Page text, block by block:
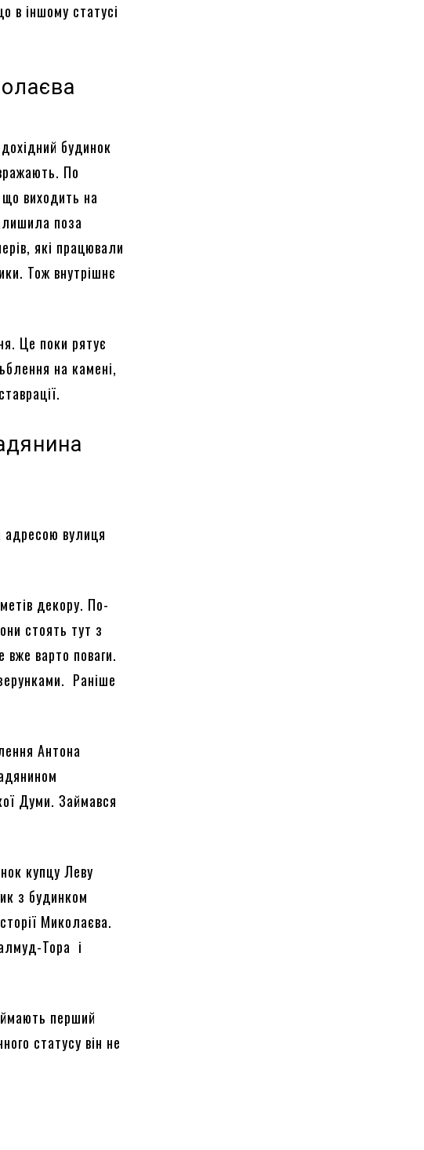
в іншому статусі
будинок
По
виходить на
поза
які працювали
Тож внутрішнє
Це поки рятує
на камені,
адресою вулиця
декору. По-
стоять тут з
вже варто поваги.
Раніше
Антона
Думи. Займався
купцу Леву
з будинком
Миколаєва.
Тора і
перший
статусу він не